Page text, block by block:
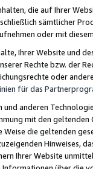
die auf Ihrer
sämtlicher
oder mit
Ihrer Website und
Rechte bzw. der
oder
für das
anderen
mit den
Weise die geltenden
Hinweises,
Ihrer Website